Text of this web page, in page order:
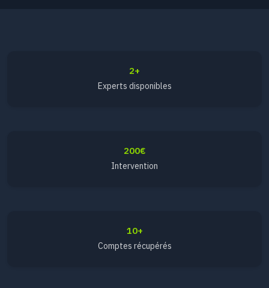
2+
Experts disponibles
200€
Intervention
10+
Comptes récupérés